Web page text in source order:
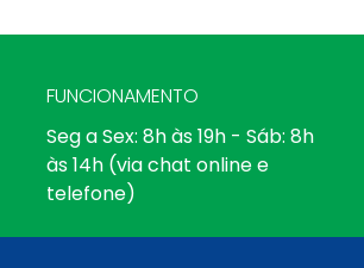
FUNCIONAMENTO
Seg a Sex: 8h às 19h - Sáb: 8h
às 14h (via chat online e
telefone)